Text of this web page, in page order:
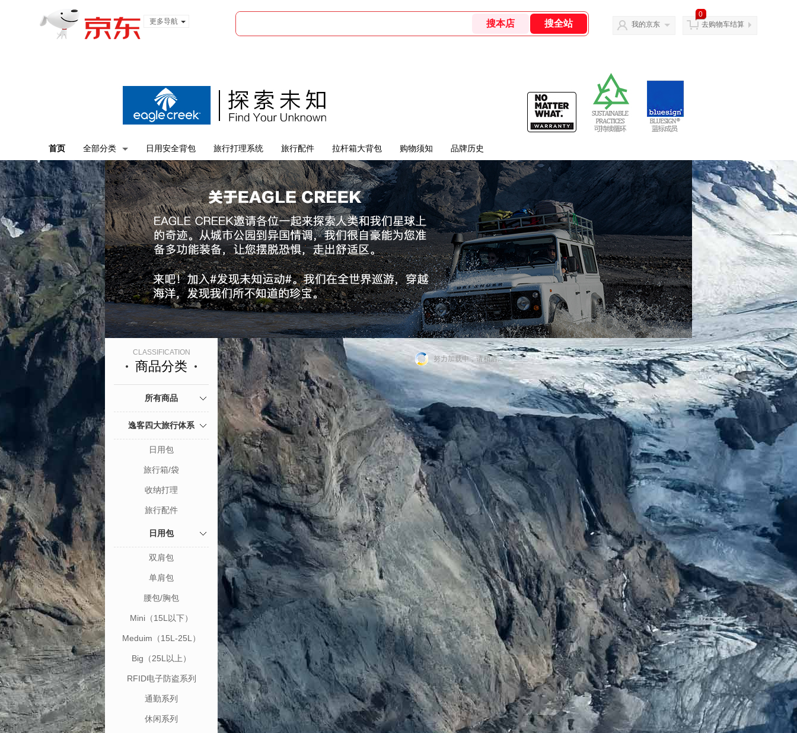
更多导航
我的京东
0
去购物车结算
首页 全部分类 日用安全背包 旅行打理系统 旅行配件 拉杆箱大背包 购物须知 品牌历史
CLASSIFICATION
商品分类
所有商品
逸客四大旅行体系
日用包
旅行箱/袋
收纳打理
旅行配件
日用包
双肩包
单肩包
腰包/胸包
Mini（15L以下）
Meduim（15L-25L）
Big（25L以上）
RFID电子防盗系列
通勤系列
休闲系列
努力加载中，请稍后...